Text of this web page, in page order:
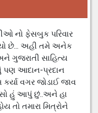
નો ફેસબુક પરિવાર
છે... અહી તમે અનેક
ગુજરાતી સાહિત્ય
નું પણ આદાન-પ્રદાન
કર્યા વગર જોડાઈ જાવ
હું આપું છું..અને હા
તો તમારા મિત્રોને